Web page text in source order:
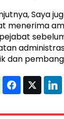
Saya
menerima
dan